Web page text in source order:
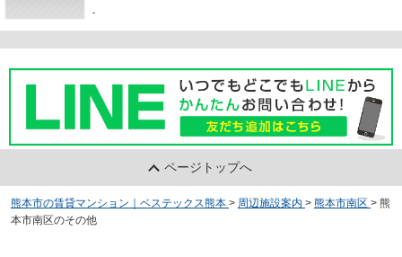
-
ページトップへ
熊本市の賃貸マンション｜ベステックス熊本 > 周辺施設案内 > 熊本市南区 > 熊
本市南区のその他